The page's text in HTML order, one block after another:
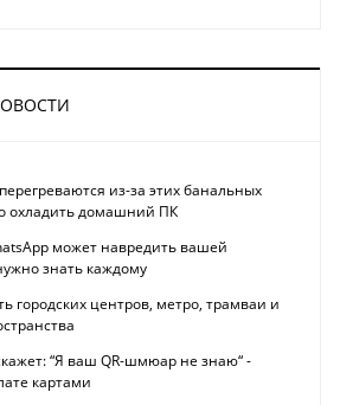
из-за этих банальных
охладить домашний ПК
может навредить вашей
знать каждому
городских центров, метро, трамваи и
“Я ваш QR-шмюар не знаю“ -
картами